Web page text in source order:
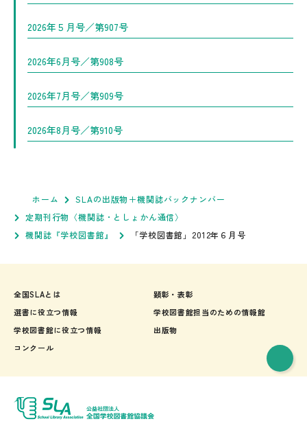
2026年５月号／第907号
2026年6月号／第908号
2026年7月号／第909号
2026年8月号／第910号
ホーム
SLAの出版物＋機関誌バックナンバー
定期刊行物〈機関誌・としょかん通信〉
機関誌『学校図書館』
「学校図書館」2012年６月号
全国SLAとは
選書に役立つ情報
学校図書館に役立つ情報
コンクール
顕彰・表彰
学校図書館担当のための情報館
出版物